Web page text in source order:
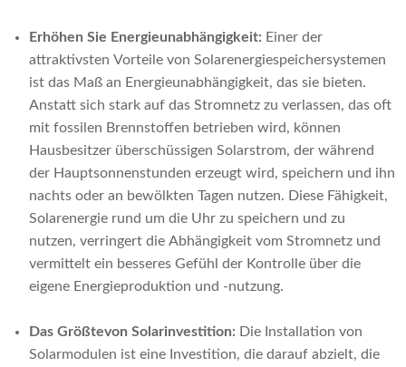
Erhöhen Sie Energieunabhängigkeit: Einer der
attraktivsten Vorteile von Solarenergiespeichersystemen
ist das Maß an Energieunabhängigkeit, das sie bieten.
Anstatt sich stark auf das Stromnetz zu verlassen, das oft
mit fossilen Brennstoffen betrieben wird, können
Hausbesitzer überschüssigen Solarstrom, der während
der Hauptsonnenstunden erzeugt wird, speichern und ihn
nachts oder an bewölkten Tagen nutzen. Diese Fähigkeit,
Solarenergie rund um die Uhr zu speichern und zu
nutzen, verringert die Abhängigkeit vom Stromnetz und
vermittelt ein besseres Gefühl der Kontrolle über die
eigene Energieproduktion und -nutzung.
Das Größtevon Solarinvestition: Die Installation von
Solarmodulen ist eine Investition, die darauf abzielt, die